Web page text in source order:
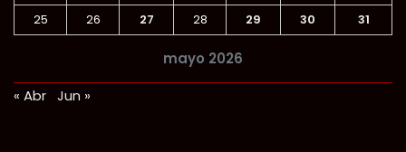
mayo 2026
25
26 27 28 29 30 31
« Abr Jun »